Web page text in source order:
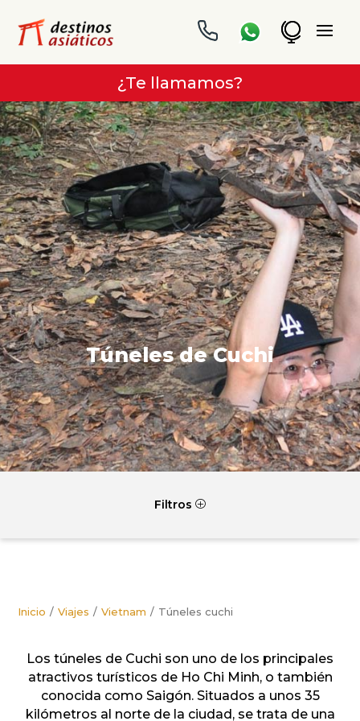
¿Te llamamos?
Túneles de Cuchi
Filtros P
Inicio Viajes Vietnam Túneles cuchi
Los túneles de Cuchi son uno de los principales
atractivos turísticos de Ho Chi Minh, o también
conocida como Saigón. Situados a unos 35
kilómetros al norte de la ciudad, se trata de una